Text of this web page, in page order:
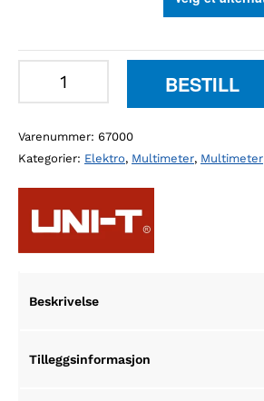
multimeter
antall
BESTILL
Varenummer: 67000
Kategorier: Elektro, Multimeter, Multimeter
Beskrivelse
Tilleggsinformasjon